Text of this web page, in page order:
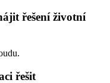
řešení životní
řešit